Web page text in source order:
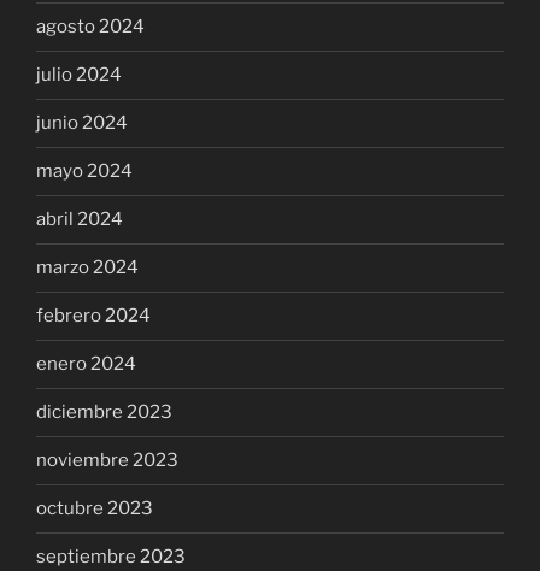
agosto 2024
julio 2024
junio 2024
mayo 2024
abril 2024
marzo 2024
febrero 2024
enero 2024
diciembre 2023
noviembre 2023
octubre 2023
septiembre 2023